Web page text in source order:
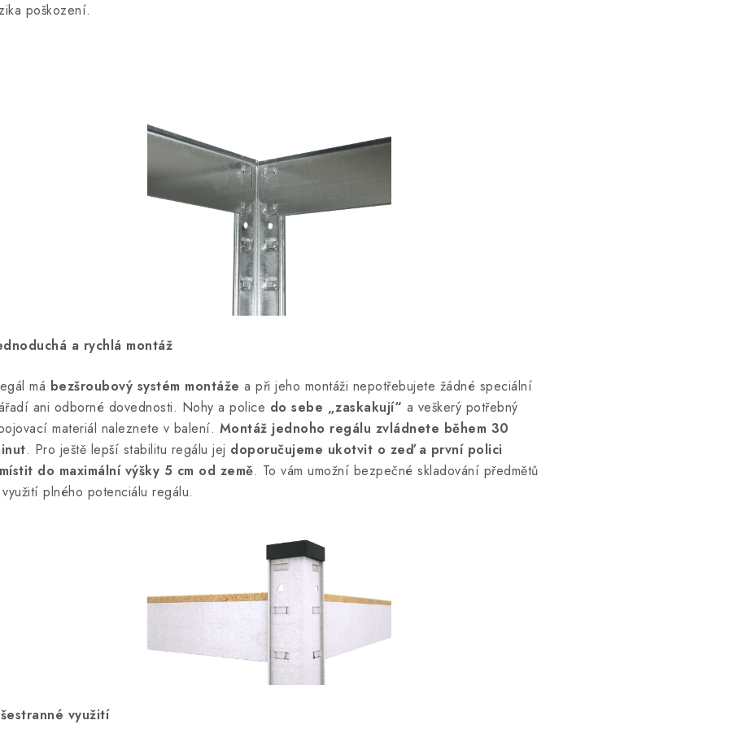
poškození.
a rychlá montáž
má bezšroubový systém montáže a při jeho montáži nepotřebujete žádné speciální
ani odborné dovednosti. Nohy a police do sebe „zaskakují“ a veškerý potřebný
materiál naleznete v balení. Montáž jednoho regálu zvládnete během 30
. Pro ještě lepší stabilitu regálu jej doporučujeme ukotvit o zeď a první polici
do maximální výšky 5 cm od země. To vám umožní bezpečné skladování předmětů
plného potenciálu regálu.
využití